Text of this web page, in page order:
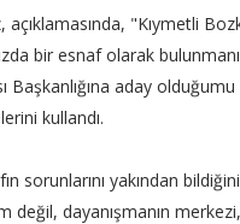
açıklamasında, "Kıymetli
bir esnaf olarak
Başkanlığına aday
kullandı.
sorunlarını yakından
değil, dayanışmanın